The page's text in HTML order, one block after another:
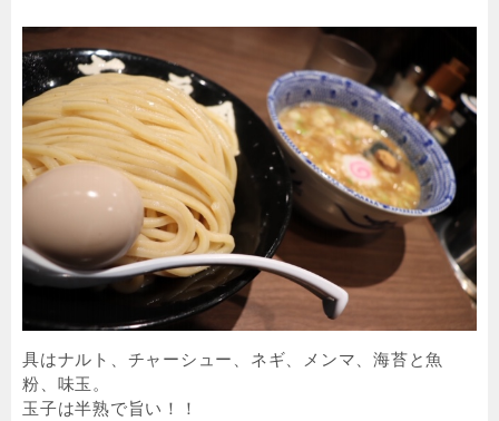
具はナルト、チャーシュー、ネギ、メンマ、海苔と魚
粉、味玉。
玉子は半熟で旨い！！